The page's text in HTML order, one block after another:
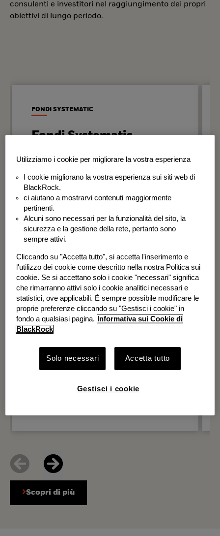
consulenti e investitori nel raggiungimento dei propri
obiettivi di lungo periodo.
FONDI SYSTEMATIC
Fondi Systematic
Strategie quantitative basate sui dati
disciplinato e coerente nel tempo.
BSF Systematic World Equity Fund
BGF Systematic Global Equity High
Income Fund
Scopri di più
Utilizziamo i cookie per migliorare la vostra esperienza
I cookie migliorano la vostra esperienza sui siti web di
BlackRock.
ci aiutano a mostrarvi contenuti maggiormente
pertinenti.
Alcuni sono necessari per la funzionalità del sito, la
sicurezza e la gestione della rete, pertanto sono
sempre attivi.
Cliccando su "Accetta tutto", si accetta l'inserimento e
l'utilizzo dei cookie come descritto nella nostra Politica sui
cookie. Se si accettano solo i cookie "necessari" significa
che rimarranno attivi solo i cookie analitici necessari e
statistici, ove applicabili. È sempre possibile modificare le
proprie preferenze cliccando su "Gestisci i cookie" in
fondo a qualsiasi pagina.
Informativa sui Cookie di
BlackRock
Solo necessari Accetta tutto
Gestisci i cookie